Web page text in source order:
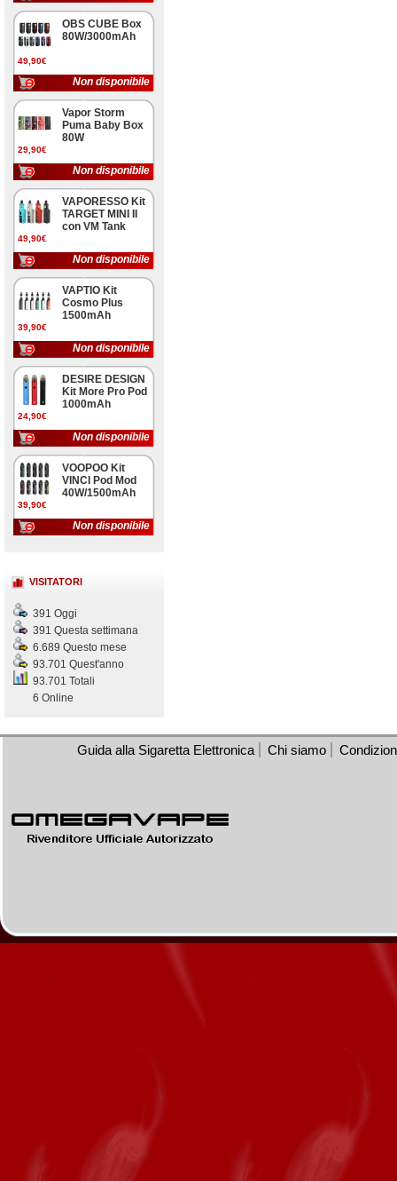
49,90€
OBS CUBE Box
80W/3000mAh
Non disponibile
29,90€
Vapor Storm
Puma Baby Box
80W
Non disponibile
49,90€
VAPORESSO Kit
TARGET MINI II
con VM Tank
Non disponibile
39,90€
VAPTIO Kit
Cosmo Plus
1500mAh
Non disponibile
24,90€
DESIRE DESIGN
Kit More Pro Pod
1000mAh
Non disponibile
39,90€
VOOPOO Kit
VINCI Pod Mod
40W/1500mAh
Non disponibile
VISITATORI
391 Oggi
391 Questa settimana
6.689 Questo mese
93.701 Quest'anno
93.701 Totali
6 Online
Guida alla Sigaretta Elettronica Chi siamo